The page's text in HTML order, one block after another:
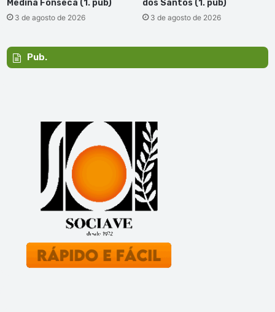
Medina Fonseca (1. pub)
3 de agosto de 2026
dos Santos (1. pub)
3 de agosto de 2026
Pub.